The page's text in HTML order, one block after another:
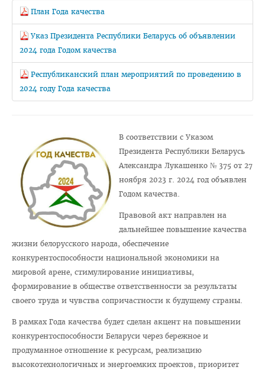
Фармацевтический
Стоматологический
Подготовки иностранных граждан
Довузовской подготовки
ФПКиП по педагогике и психологии
Подразделения
Система менеджмента качества
Идеологическая и воспитательная работа в вузе
Герои Беларуси
Отдел по идеологической и воспитательной работе
Студенческий клуб
Спортивный клуб
Cоциально-педагогическая и психологическая служба
Совет волонтеров
2025 год — Год благоустройства
План Года качества
Указ Президента Республики Беларусь об объявлении
2024 года Годом качества
Республиканский план мероприятий по проведению в
2024 году Года качества
В соответствии с Указом
Президента Республики Беларусь
Александра Лукашенко № 375 от 27
ноября 2023 г. 2024 год объявлен
Годом качества.
Правовой акт направлен на
дальнейшее повышение качества
жизни белорусского народа, обеспечение
конкурентоспособности национальной экономики на
мировой арене, стимулирование инициативы,
формирование в обществе ответственности за результаты
своего труда и чувства сопричастности к будущему страны.
В рамках Года качества будет сделан акцент на повышении
конкурентоспособности Беларуси через бережное и
продуманное отношение к ресурсам, реализацию
высокотехнологичных и энергоемких проектов, приоритет